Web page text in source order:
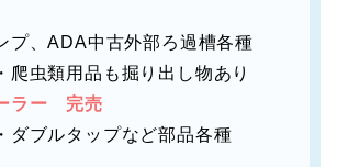
プ、ADA中古外部ろ過槽各種
爬虫類用品も掘り出し物あり
ラー 完売
ダブルタップなど部品各種